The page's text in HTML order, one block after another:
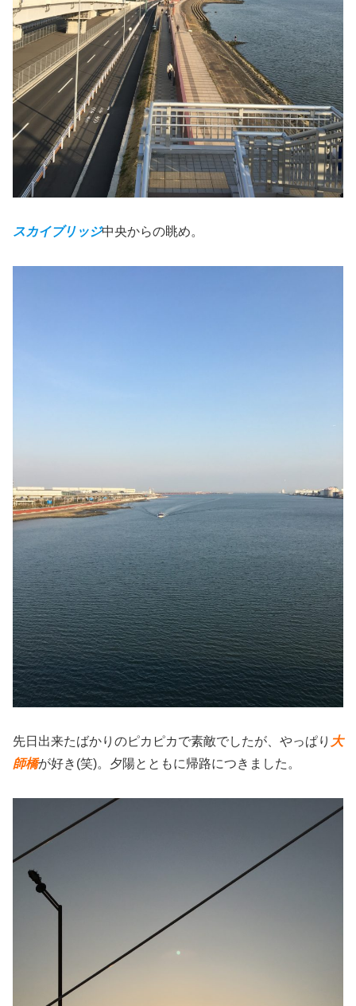
スカイブリッジ中央からの眺め。
先日出来たばかりのピカピカで素敵でしたが、やっぱり 大
師橋が好き(笑)。夕陽とともに帰路につきました。